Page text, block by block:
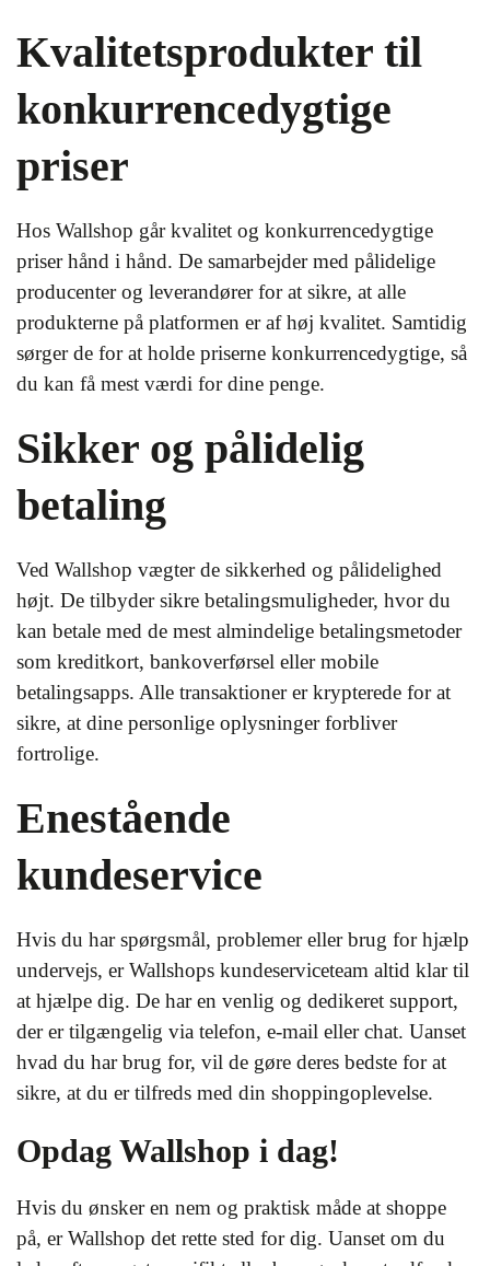
Kvalitetsprodukter til
konkurrencedygtige
priser
Hos Wallshop går kvalitet og konkurrencedygtige
priser hånd i hånd. De samarbejder med pålidelige
producenter og leverandører for at sikre, at alle
produkterne på platformen er af høj kvalitet. Samtidig
sørger de for at holde priserne konkurrencedygtige, så
du kan få mest værdi for dine penge.
Sikker og pålidelig
betaling
Ved Wallshop vægter de sikkerhed og pålidelighed
højt. De tilbyder sikre betalingsmuligheder, hvor du
kan betale med de mest almindelige betalingsmetoder
som kreditkort, bankoverførsel eller mobile
betalingsapps. Alle transaktioner er krypterede for at
sikre, at dine personlige oplysninger forbliver
fortrolige.
Enestående
kundeservice
Hvis du har spørgsmål, problemer eller brug for hjælp
undervejs, er Wallshops kundeserviceteam altid klar til
at hjælpe dig. De har en venlig og dedikeret support,
der er tilgængelig via telefon, e-mail eller chat. Uanset
hvad du har brug for, vil de gøre deres bedste for at
sikre, at du er tilfreds med din shoppingoplevelse.
Opdag Wallshop i dag!
Hvis du ønsker en nem og praktisk måde at shoppe
på, er Wallshop det rette sted for dig. Uanset om du